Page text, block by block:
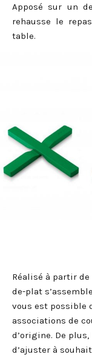
Apposé sur un
rehausse le
table.
Réalisé à partir
de-plat
vous est possible
associations de
d’origine. De
d’ajuster à